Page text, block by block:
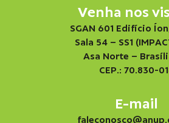
Venha nos
SGAN 601 Edifício
Sala 54 – SS1
Asa Norte –
CEP.: 70.830-
E-mail